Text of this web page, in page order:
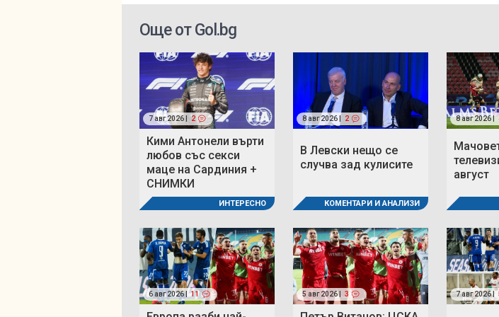
Още от Gol.bg
7 авг 2026 | 2
Кими Антонели върти
любов със секси
маце на Сардиния +
СНИМКИ
ИНТЕРЕСНО
8 авг 2026 | 2
В Левски нещо се
случва зад кулисите
КОМЕНТАРИ И АНАЛИЗИ
8 авг 2026 |
август
6 авг 2026 | 11 5 авг 2026 | 3 7 авг 2026 |